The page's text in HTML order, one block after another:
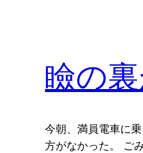
瞼の
今朝、満員電車に
方がなかった。 ご